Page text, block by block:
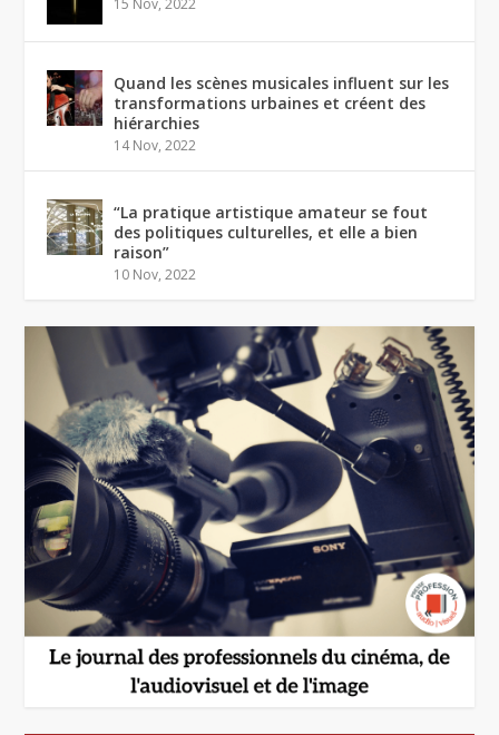
Quand les scènes musicales influent sur les
transformations urbaines et créent des
hiérarchies
14 Nov, 2022
“La pratique artistique amateur se fout
des politiques culturelles, et elle a bien
raison”
10 Nov, 2022